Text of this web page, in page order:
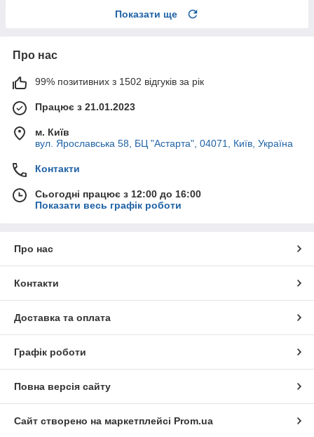
Показати ще
Про нас
99% позитивних з 1502 відгуків за рік
Працює з 21.01.2023
м. Київ
вул. Ярославська 58, БЦ "Астарта", 04071, Київ, Україна
Контакти
Сьогодні працює з 12:00 до 16:00
Показати весь графік роботи
Про нас
Контакти
Доставка та оплата
Графік роботи
Повна версія сайту
Сайт створено на маркетплейсі Prom.ua